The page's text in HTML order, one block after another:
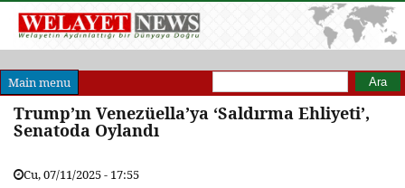
Main menu Arama formu
Ara
Trump’ın Venezüella’ya ‘Saldırma Ehliyeti’,
Senatoda Oylandı
Cu, 07/11/2025 - 17:55